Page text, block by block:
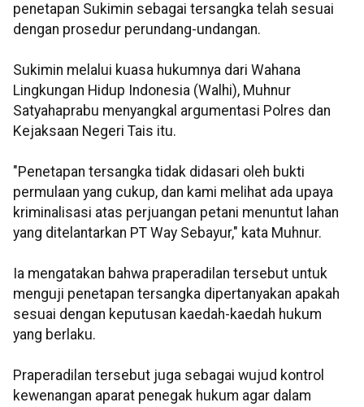
penetapan Sukimin sebagai tersangka telah sesuai
dengan prosedur perundang-undangan.
Sukimin melalui kuasa hukumnya dari Wahana
Lingkungan Hidup Indonesia (Walhi), Muhnur
Satyahaprabu menyangkal argumentasi Polres dan
Kejaksaan Negeri Tais itu.
"Penetapan tersangka tidak didasari oleh bukti
permulaan yang cukup, dan kami melihat ada upaya
kriminalisasi atas perjuangan petani menuntut lahan
yang ditelantarkan PT Way Sebayur," kata Muhnur.
Ia mengatakan bahwa praperadilan tersebut untuk
menguji penetapan tersangka dipertanyakan apakah
sesuai dengan keputusan kaedah-kaedah hukum
yang berlaku.
Praperadilan tersebut juga sebagai wujud kontrol
kewenangan aparat penegak hukum agar dalam